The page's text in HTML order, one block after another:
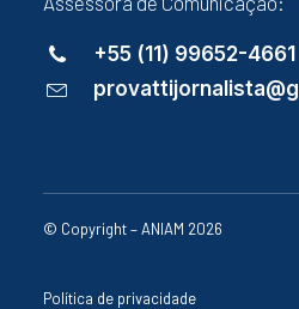
+55 (11) 99652-4661
© Copyright – ANIAM 2026
Política de privacidade